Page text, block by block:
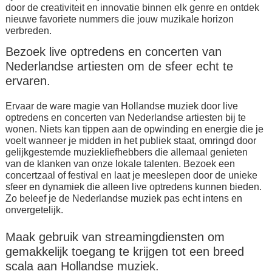
door de creativiteit en innovatie binnen elk genre en ontdek
nieuwe favoriete nummers die jouw muzikale horizon
verbreden.
Bezoek live optredens en concerten van
Nederlandse artiesten om de sfeer echt te
ervaren.
Ervaar de ware magie van Hollandse muziek door live
optredens en concerten van Nederlandse artiesten bij te
wonen. Niets kan tippen aan de opwinding en energie die je
voelt wanneer je midden in het publiek staat, omringd door
gelijkgestemde muziekliefhebbers die allemaal genieten
van de klanken van onze lokale talenten. Bezoek een
concertzaal of festival en laat je meeslepen door de unieke
sfeer en dynamiek die alleen live optredens kunnen bieden.
Zo beleef je de Nederlandse muziek pas echt intens en
onvergetelijk.
Maak gebruik van streamingdiensten om
gemakkelijk toegang te krijgen tot een breed
scala aan Hollandse muziek.